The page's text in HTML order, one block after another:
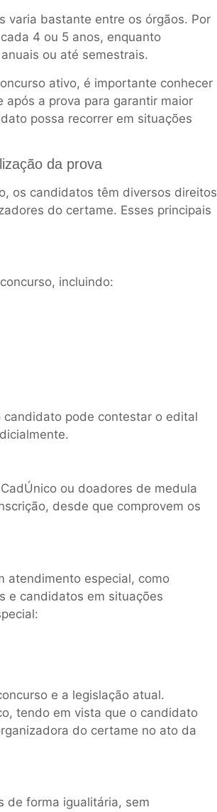
varia bastante entre os órgãos. Por
4 ou 5 anos, enquanto
ou até semestrais.
ativo, é importante conhecer
a prova para garantir maior
possa recorrer em situações
da prova
os candidatos têm diversos direitos
do certame. Esses principais
incluindo:
pode contestar o edital
ou doadores de medula
desde que comprovem os
atendimento especial, como
e candidatos em situações
e a legislação atual.
tendo em vista que o candidato
do certame no ato da
de forma igualitária, sem